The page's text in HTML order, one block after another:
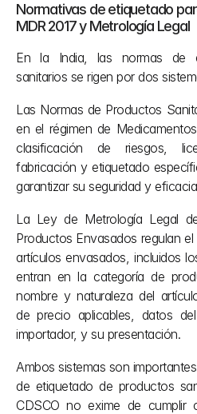
Normativas de etiquetado
MDR 2017 y Metrología Legal
En la India, las normas de
sanitarios se rigen por dos
Las Normas de Productos
en el régimen de
clasificación de riesgos,
fabricación y etiquetado
garantizar su seguridad y
La Ley de Metrología Legal
Productos Envasados regulan
artículos envasados, incluidos
entran en la categoría de
nombre y naturaleza del
de precio aplicables, datos
importador, y su presentación.
Ambos sistemas son
de etiquetado de productos
CDSCO no exime de cumplir